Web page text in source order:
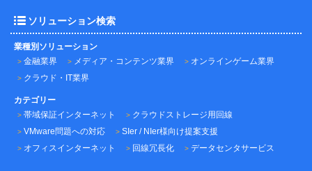
ソリューション検索
業種別ソリューション
金融業界
メディア・コンテンツ業界
オンラインゲーム業界
クラウド・IT業界
カテゴリー
帯域保証インターネット
クラウドストレージ用回線
VMware問題への対応
SIer / NIer様向け提案支援
オフィスインターネット
回線冗長化 データセンタサービス